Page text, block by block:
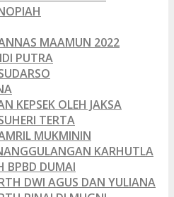
MAAMUN 2022
PUTRA
KEPSEK OLEH JAKSA
TERTA
MUKMININ
KARHUTLA
BPBD DUMAI
DWI AGUS DAN YULIANA